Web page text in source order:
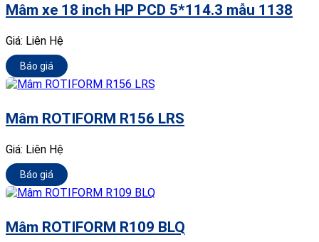
Mâm xe 18 inch HP PCD 5*114.3 mẫu 1138
Giá: Liên Hệ
Báo giá
Mâm ROTIFORM R156 LRS
Giá: Liên Hệ
Báo giá
Mâm ROTIFORM R109 BLQ